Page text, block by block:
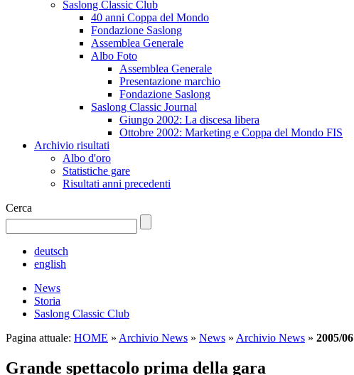
Saslong Classic Club
40 anni Coppa del Mondo
Fondazione Saslong
Assemblea Generale
Albo Foto
Assemblea Generale
Presentazione marchio
Fondazione Saslong
Saslong Classic Journal
Giungo 2002: La discesa libera
Ottobre 2002: Marketing e Coppa del Mondo FIS
Archivio risultati
Albo d'oro
Statistiche gare
Risultati anni precedenti
Cerca
deutsch
english
News
Storia
Saslong Classic Club
Pagina attuale: HOME » Archivio News » News » Archivio News » 2005/06
Grande spettacolo prima della gara